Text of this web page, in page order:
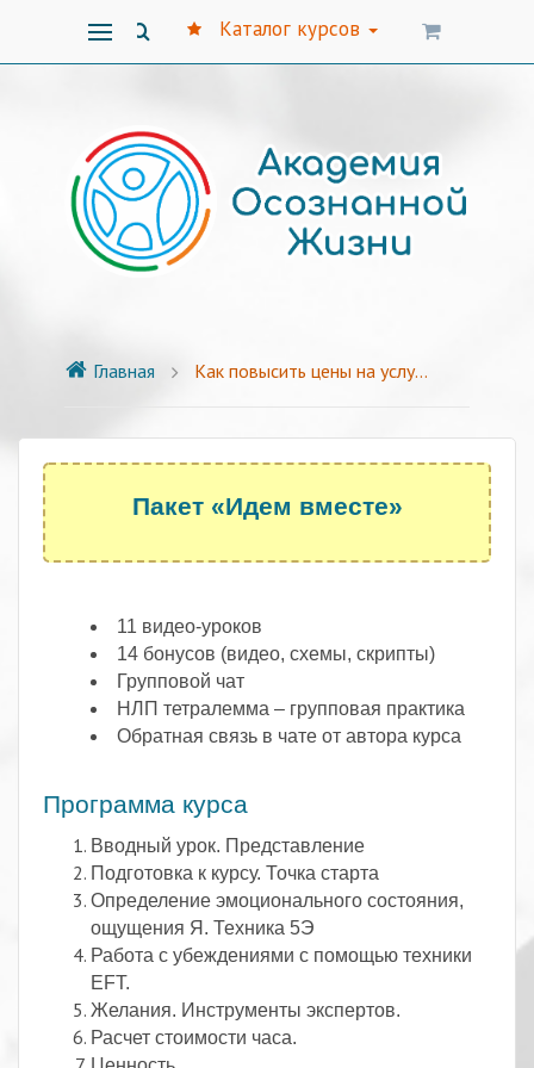
Каталог курсов
Главная Как повысить цены на услуги - Пакет "Идем вместе"
Пакет «Идем вместе»
11 видео-уроков
14 бонусов (видео, схемы, скрипты)
Групповой чат
НЛП тетралемма – групповая практика
Обратная связь в чате от автора курса
Программа курса
Вводный урок. Представление
Подготовка к курсу. Точка старта
Определение эмоционального состояния,
ощущения Я. Техника 5Э
Работа с убеждениями с помощью техники
EFT.
Желания. Инструменты экспертов.
Расчет стоимости часа.